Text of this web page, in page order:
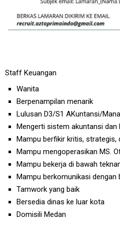
Staff Keuangan
Wanita
Berpenampilan menarik
Lulusan D3/S1 AKuntansi/
Mengerti sistem akuntansi dan
Mampu berfikir kritis, strategis,
Mampu mengoperasikan MS.
Mampu bekerja di bawah
Mampu berkomunikasi dengan
Tamwork yang baik
Bersedia dinas ke luar kota
Domisili Medan